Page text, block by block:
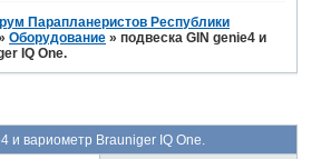
Парапланеристов Республики
Оборудование »подвеска GIN genie4 и
IQ One.
и вариометр Brauniger IQ One.